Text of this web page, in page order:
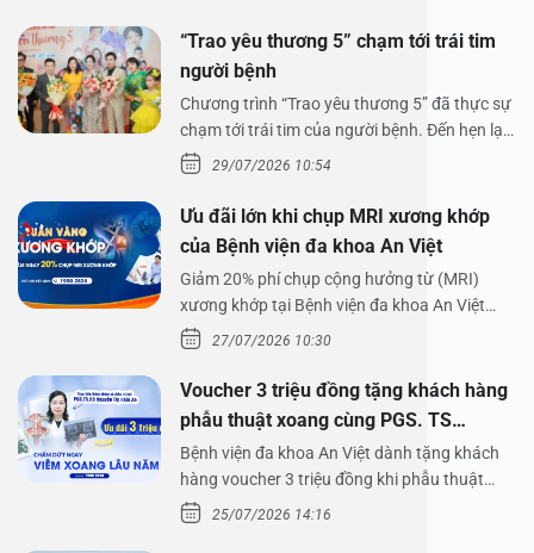
“Trao yêu thương 5” chạm tới trái tim
người bệnh
Chương trình “Trao yêu thương 5” đã thực sự
chạm tới trái tim của người bệnh. Đến hẹn lại
lên,…29/07/2026 10:54
Ưu đãi lớn khi chụp MRI xương khớp
của Bệnh viện đa khoa An Việt
Giảm 20% phí chụp cộng hưởng từ (MRI)
xương khớp tại Bệnh viện đa khoa An Việt
Bệnh viện đa…
27/07/2026 10:30
Voucher 3 triệu đồng tặng khách hàng
phẫu thuật xoang cùng PGS. TS
Nguyễn Thị Hoài An
Bệnh viện đa khoa An Việt dành tặng khách
hàng voucher 3 triệu đồng khi phẫu thuật
xoang cùng PGS.…
25/07/2026 14:16